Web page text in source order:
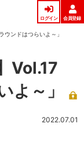
ログイン 会員登録
ウンドはつらいよ～」
Vol.17
よ～」
2022.07.01